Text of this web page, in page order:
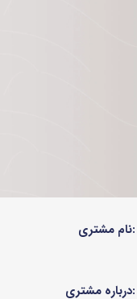
نام مشتری:
درباره مشتری: